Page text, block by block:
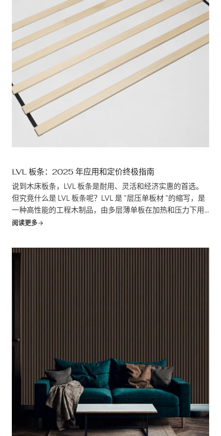
LVL 板条：2025 年应用和定价终极指南
说到木床板条，LVL 板条是耐用、灵活和经济实惠的首选。
但究竟什么是 LVL 板条呢？LVL 是 "层压单板材 "的缩写，是
一种高性能的工程木制品，由多层薄单板在加热和压力下用
粘合剂粘合而成。这种工艺制成的材料不仅强度惊人，而且
阅读更多